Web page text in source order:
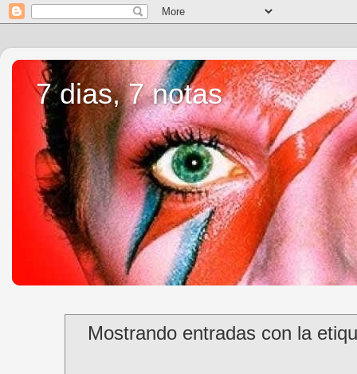
7 dias, 7 notas
Mostrando entradas con la